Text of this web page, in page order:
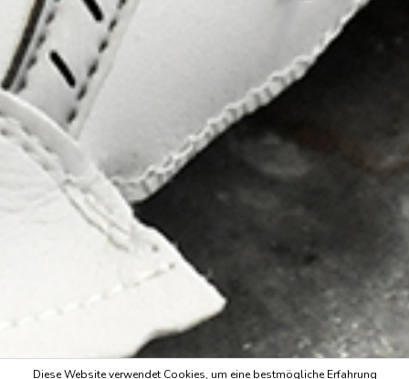
Diese Website verwendet Cookies, um eine bestmögliche Erfahrung